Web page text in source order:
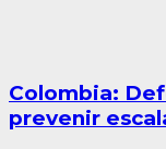
Colombia:
prevenir